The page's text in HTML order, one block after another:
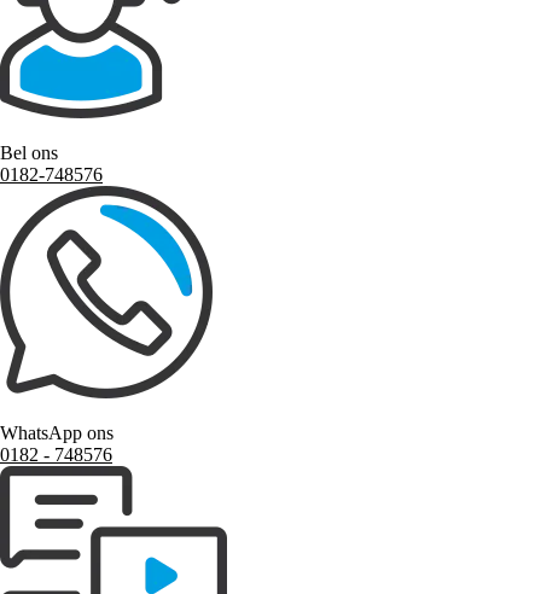
Bel ons
0182-748576
WhatsApp ons
0182 ‑ 748576